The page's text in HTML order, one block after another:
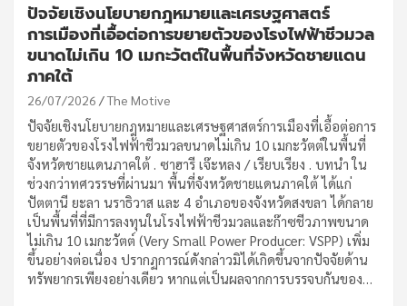
ปัจจัยเชิงนโยบายกฎหมายและเศรษฐศาสตร์
การเมืองที่เอื้อต่อการขยายตัวของโรงไฟฟ้าชีวมวล
ขนาดไม่เกิน 10 เมกะวัตต์ในพื้นที่จังหวัดชายแดน
ภาคใต้
26/07/2026 The Motive
ปัจจัยเชิงนโยบายกฎหมายและเศรษฐศาสตร์การเมืองที่เอื้อต่อการ
ขยายตัวของโรงไฟฟ้าชีวมวลขนาดไม่เกิน 10 เมกะวัตต์ในพื้นที่
จังหวัดชายแดนภาคใต้ . ซาฮารี เจ๊ะหลง / เรียบเรียง . บทนำ ใน
ช่วงกว่าทศวรรษที่ผ่านมา พื้นที่จังหวัดชายแดนภาคใต้ ได้แก่
ปัตตานี ยะลา นราธิวาส และ 4 อำเภอของจังหวัดสงขลา ได้กลาย
เป็นพื้นที่ที่มีการลงทุนในโรงไฟฟ้าชีวมวลและก๊าซชีวภาพขนาด
ไม่เกิน 10 เมกะวัตต์ (Very Small Power Producer: VSPP) เพิ่ม
ขึ้นอย่างต่อเนื่อง ปรากฏการณ์ดังกล่าวมิได้เกิดขึ้นจากปัจจัยด้าน
ทรัพยากรเพียงอย่างเดียว หากแต่เป็นผลจากการบรรจบกันของ…